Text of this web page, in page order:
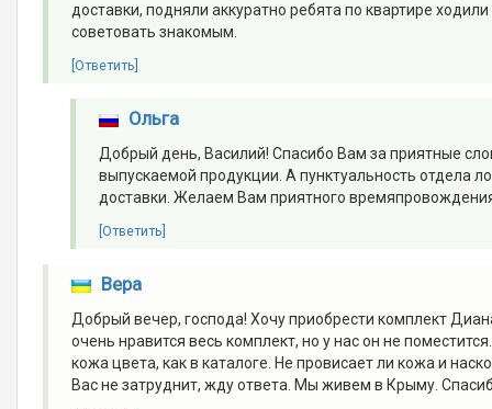
доставки, подняли аккуратно ребята по квартире
советовать знакомым.
[Ответить]
Ольга
Добрый день, Василий! Спасибо Вам за приятные
выпускаемой продукции. А пунктуальность отдела
доставки. Желаем Вам приятного
[Ответить]
Вера
Добрый вечер, господа! Хочу приобрести комплект
очень нравится весь комплект, но у нас он не
кожа цвета, как в каталоге. Не провисает ли кожа и
Вас не затруднит, жду ответа. Мы живем в Крыму.